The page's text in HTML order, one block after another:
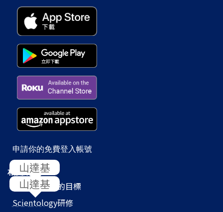
申請你的免費登入帳號
相關網站
Scientology
的目標
Scientology研修